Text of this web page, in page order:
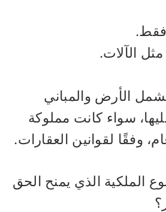
الآلات.
الأرض والمباني
سواء كانت مملوكة
لقوانين العقارات.
الملكية الذي يمنح الحق